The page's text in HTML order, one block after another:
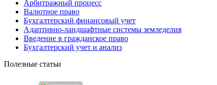
Арбитражный процесс
Валютное право
Бухгалтерский финансовый учет
Адаптивно-ландшафтные системы земледелия
Введение в гражданское право
Бухгалтерский учет и анализ
Полезные статьи